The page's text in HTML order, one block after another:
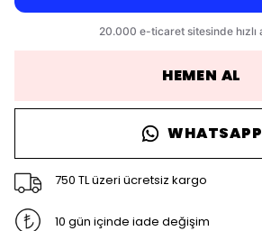
HEMEN AL
WHATSAPP
750 TL üzeri ücretsiz kargo
10 gün içinde iade değişim